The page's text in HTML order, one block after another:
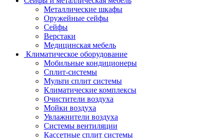
Металлические шкафы
Оружейные сейфы
Сейфы
Верстаки
Медицинская мебель
Климатическое оборудование
Мобильные кондиционеры
Сплит-системы
Мульти сплит системы
Климатические комплексы
Очистители воздуха
Мойки воздуха
Увлажнители воздуха
Системы вентиляции
Кассетные сплит системы